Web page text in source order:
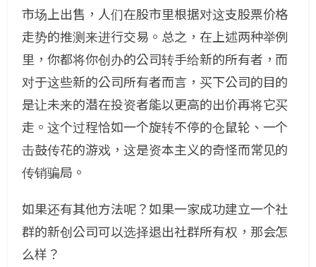
市场上出售，人们在股市里根据对这支股票价格
走势的推测来进行交易。总之，在上述两种举例
里，你都将你创办的公司转手给新的所有者，而
对于这些新的公司所有者而言，买下公司的目的
是让未来的潜在投资者能以更高的出价再将它买
走。这个过程恰如一个旋转不停的仓鼠轮、一个
击鼓传花的游戏，这是资本主义的奇怪而常见的
传销骗局。
如果还有其他方法呢？如果一家成功建立一个社
群的新创公司可以选择退出社群所有权，那会怎
么样？